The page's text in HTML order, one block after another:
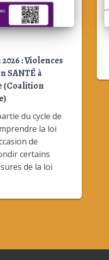
: Violences
SANTÉ à
(Coalition
du cycle de
la loi
de
certains
de la loi